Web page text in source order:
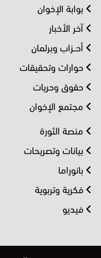
بوابة الإخوان
آخر الأخبار
أحــزاب وبرلمان
حوارات وتحقيقات
حقوق وحريات
مجتمع الإخوان
منصة الثورة
بيانات وتصريحات
بانوراما
فكرية وتربوية
فيديو